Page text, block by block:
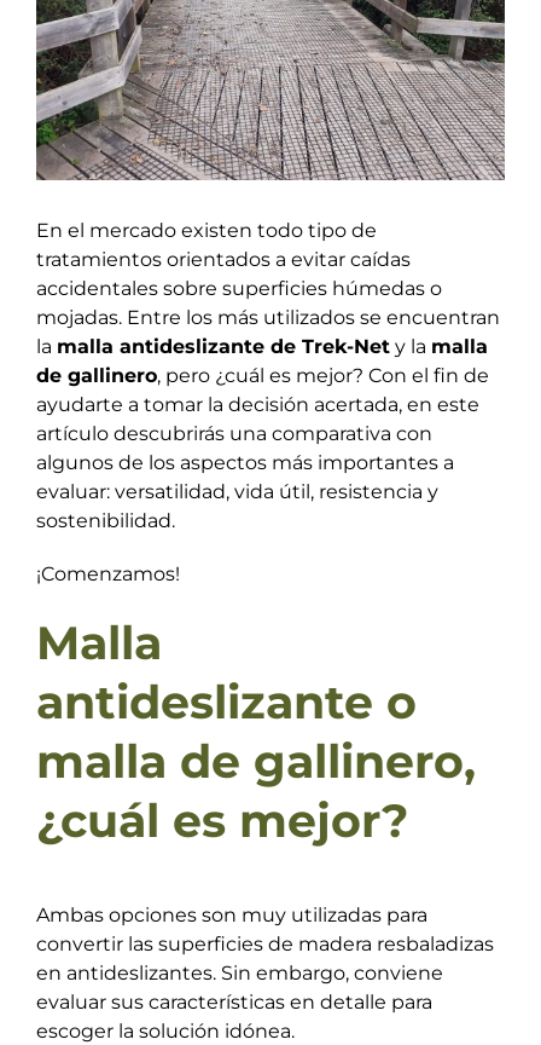
En el mercado existen todo tipo de
tratamientos orientados a evitar caídas
accidentales sobre superficies húmedas o
mojadas. Entre los más utilizados se encuentran
la malla antideslizante de Trek-Net y la malla
de gallinero, pero ¿cuál es mejor? Con el fin de
ayudarte a tomar la decisión acertada, en este
artículo descubrirás una comparativa con
algunos de los aspectos más importantes a
evaluar: versatilidad, vida útil, resistencia y
sostenibilidad.
¡Comenzamos!
Malla
antideslizante o
malla de gallinero,
¿cuál es mejor?
Ambas opciones son muy utilizadas para
convertir las superficies de madera resbaladizas
en antideslizantes. Sin embargo, conviene
evaluar sus características en detalle para
escoger la solución idónea.